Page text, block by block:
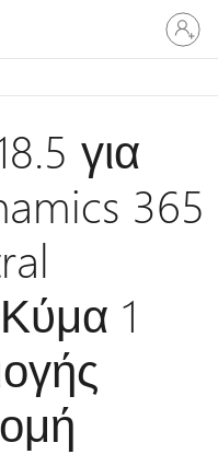
Είσοδος
στον
για
365
1